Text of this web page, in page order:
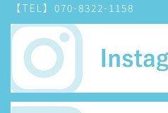
【TEL】070-8322-1158